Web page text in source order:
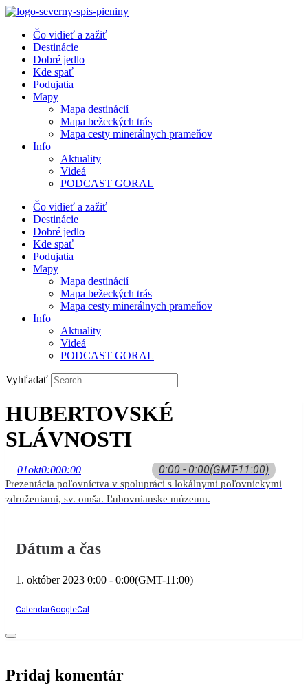
Preskočiť
obsah
Čo vidieť a zažiť
Destinácie
Dobré jedlo
Kde spať
Podujatia
Mapy
Mapa destinácií
Mapa bežeckých trás
Mapa cesty minerálnych prameňov
Info
Aktuality
Videá
PODCAST GORAL
Čo vidieť a zažiť
Destinácie
Dobré jedlo
Kde spať
Podujatia
Mapy
Mapa destinácií
Mapa bežeckých trás
Mapa cesty minerálnych prameňov
Info
Aktuality
Videá
PODCAST GORAL
Vyhľadať
HUBERTOVSKÉ
SLÁVNOSTI
01okt0:000:00 0:00 - 0:00(GMT-11:00)
Prezentácia poľovníctva v spolupráci s lokálnymi poľovníckymi
združeniami, sv. omša. Ľubovnianske múzeum.
Dátum a čas
1. október 2023 0:00 - 0:00(GMT-11:00)
CalendarGoogleCal
Pridaj komentár